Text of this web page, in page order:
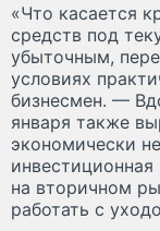
«Что касается
средств под
убыточным,
условиях
бизнесмен. —
января также
экономически
на вторичном
работать с